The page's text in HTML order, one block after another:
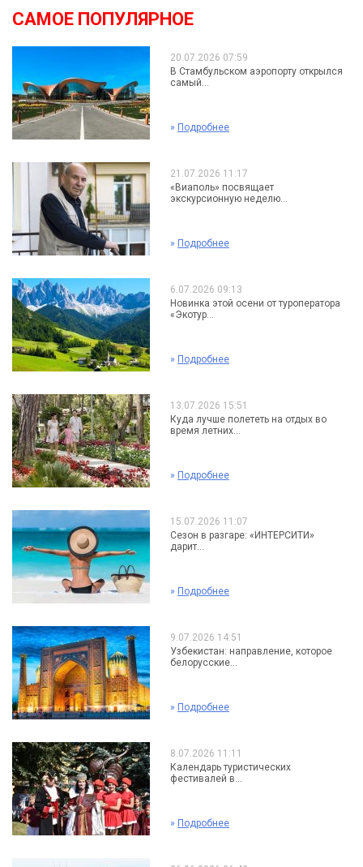
САМОЕ ПОПУЛЯРНОЕ
20.07.2026 07:59
В Стамбульском аэропорту открылся
самый...
» Подробнее
21.07.2026 11:17
«Виаполь» посвящает
экскурсионную неделю...
» Подробнее
6.07.2026 09:13
Новинка этой осени от туроператора
«Экотур...
» Подробнее
13.07.2026 15:51
Куда лучше полететь на отдых во
время летних...
» Подробнее
15.07.2026 11:07
Сезон в разгаре: «ИНТЕРСИТИ»
дарит...
» Подробнее
9.07.2026 14:51
Узбекистан: направление, которое
белорусские...
» Подробнее
8.07.2026 11:11
Календарь туристических
фестивалей в...
» Подробнее